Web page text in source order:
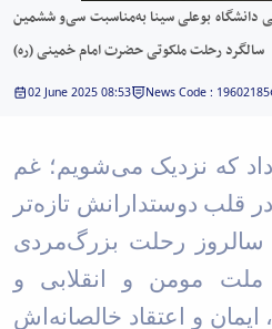
دانشگاه بوعلی سینا به‌مناسبت سی‌و ششمین
سالگرد رحلت ملکوتی حضرت امام خمینی (ره)
02 June 2025 08:53 News Code : 19602185
که نزدیک‌ می‌شویم؛ غم
قلب دوستدارانش تازه‌تر
سالروز رحلت بزرگ‌مردی
ملت مومن و انقلابی و
و اعتقاد خالصانه‌اش